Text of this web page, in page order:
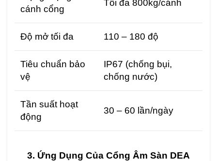
cánh cổng
Tối đa 800kg/cánh
Độ mở tối đa 110 – 180 độ
Tiêu chuẩn bảo
vệ
IP67 (chống bụi,
chống nước)
Tần suất hoạt
động
30 – 60 lần/ngày
3. Ứng Dụng Của Cổng Âm Sàn DEA